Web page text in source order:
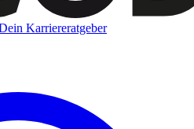
Karriereratgeber